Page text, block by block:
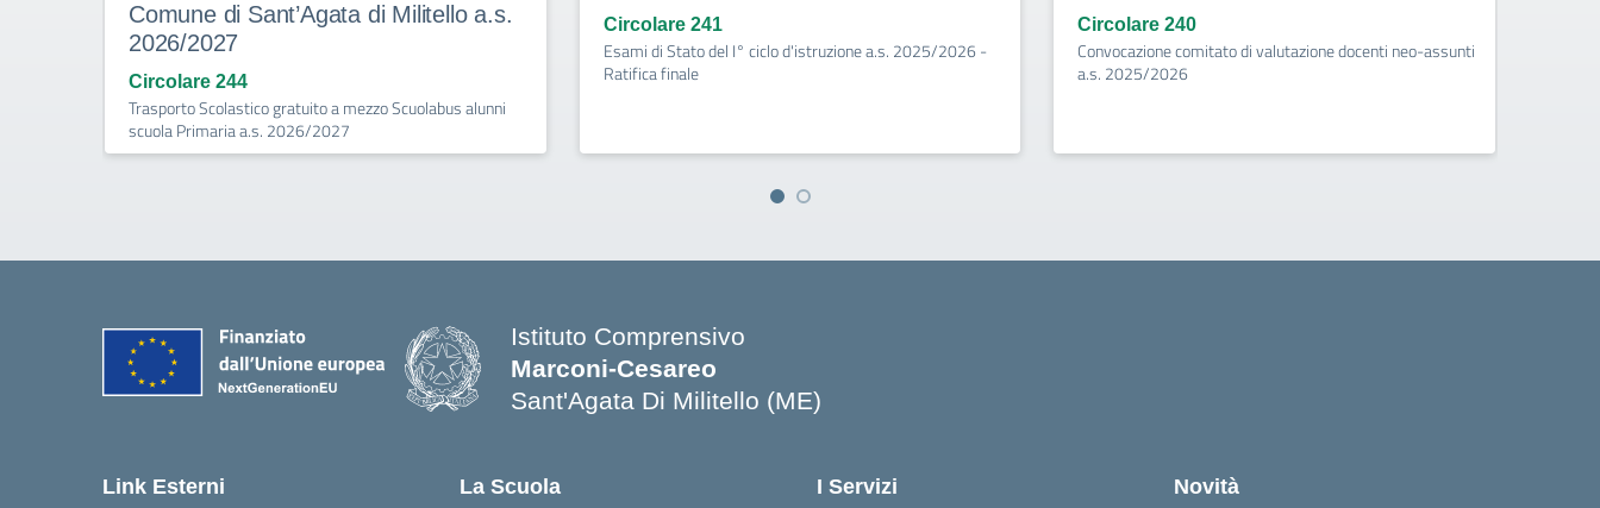
Comune di Sant’Agata di Militello a.s.
2026/2027
Circolare 244
Trasporto Scolastico gratuito a mezzo Scuolabus alunni
scuola Primaria a.s. 2026/2027
Circolare 241
Esami di Stato del I° ciclo d'istruzione a.s. 2025/2026 -
Ratifica finale
Circolare 240
Convocazione comitato di valutazione docenti neo-assunti
a.s. 2025/2026
Istituto Comprensivo
Marconi-Cesareo
Sant'Agata Di Militello (ME)
Link Esterni La Scuola I Servizi Novità